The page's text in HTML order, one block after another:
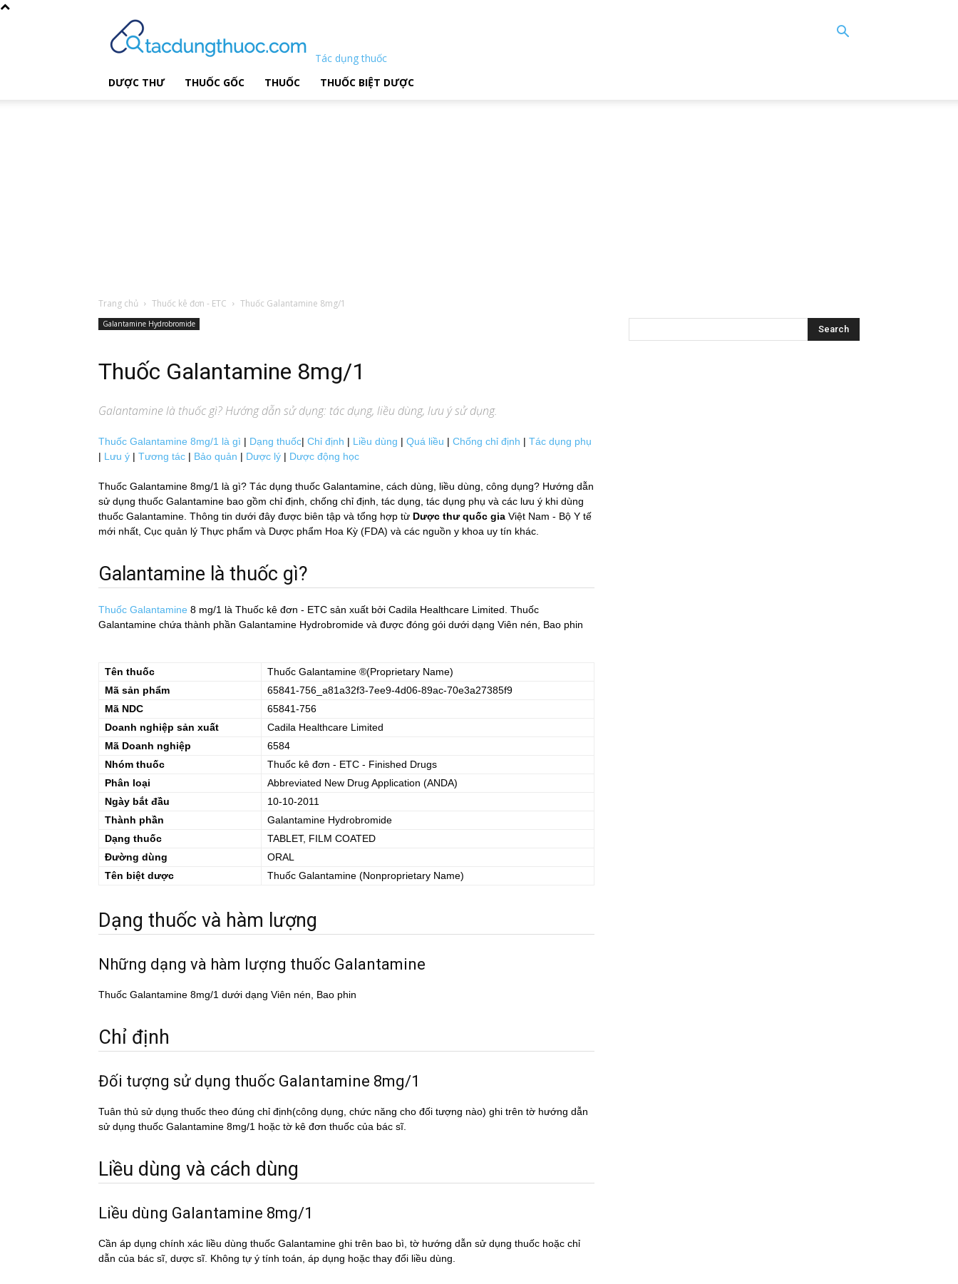
Tác dụng thuốc
DƯỢC THƯ
THUỐC GỐC THUỐC THUỐC BIỆT DƯỢC
Trang chủ Thuốc kê đơn - ETC Thuốc Galantamine 8mg/1
Galantamine Hydrobromide
Thuốc Galantamine 8mg/1
Galantaminelà thuốc gì? Hướng dẫn sử dụng: tác dụng, liều dùng, lưu ý sử dụng.
Thuốc Galantamine 8mg/1 là gì | Dạng thuốc| Chỉ định | Liều dùng | Quá liều | Chống chỉ định | Tác dụng phụ
| Lưu ý | Tương tác | Bảo quản | Dược lý | Dược động học
Thuốc Galantamine 8mg/1 là gì? Tác dụng thuốc Galantamine, cách dùng, liều dùng, công dụng? Hướng dẫn
sử dụng thuốc Galantamine bao gồm chỉ định, chống chỉ định, tác dụng, tác dụng phụ và các lưu ý khi dùng
thuốc Galantamine. Thông tin dưới đây được biên tập và tổng hợp từ Dược thư quốc gia Việt Nam - Bộ Y tế
mới nhất, Cục quản lý Thực phẩm và Dược phẩm Hoa Kỳ (FDA) và các nguồn y khoa uy tín khác.
Galantamine là thuốc gì?
Thuốc Galantamine 8 mg/1 là Thuốc kê đơn - ETC sản xuất bởi Cadila Healthcare Limited. Thuốc
Galantamine chứa thành phần Galantamine Hydrobromide và được đóng gói dưới dạng Viên nén, Bao phin
Tên thuốc Thuốc Galantamine ®(Proprietary Name)
Mã sản phẩm
65841-756_a81a32f3-7ee9-4d06-89ac-70e3a27385f9
Mã NDC
65841-756
Doanh nghiệp sản xuất
Cadila Healthcare Limited
Mã Doanh nghiệp
6584
Nhóm thuốc
Thuốc kê đơn - ETC - Finished Drugs
Phân loại
Abbreviated New Drug Application (ANDA)
Ngày bắt đầu
10-10-2011
Thành phần
Galantamine Hydrobromide
Dạng thuốc
TABLET, FILM COATED
Đường dùng
ORAL
Tên biệt dược
Thuốc Galantamine (Nonproprietary Name)
Dạng thuốc và hàm lượng
Những dạng và hàm lượng thuốc Galantamine
Thuốc Galantamine 8mg/1 dưới dạng Viên nén, Bao phin
Chỉ định
Đối tượng sử dụng thuốc Galantamine 8mg/1
Tuân thủ sử dụng thuốc theo đúng chỉ định(công dụng, chức năng cho đối tượng nào) ghi trên tờ hướng dẫn
sử dụng thuốc Galantamine 8mg/1 hoặc tờ kê đơn thuốc của bác sĩ.
Liều dùng và cách dùng
Liều dùng Galantamine 8mg/1
Cần áp dụng chính xác liều dùng thuốc Galantamine ghi trên bao bì, tờ hướng dẫn sử dụng thuốc hoặc chỉ
dẫn của bác sĩ, dược sĩ. Không tự ý tính toán, áp dụng hoặc thay đổi liều dùng.